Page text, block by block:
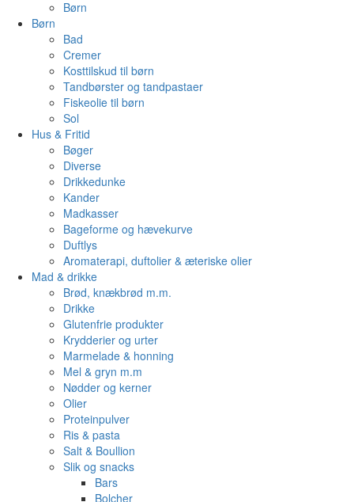
Børn
Børn
Bad
Cremer
Kosttilskud til børn
Tandbørster og tandpastaer
Fiskeolie til børn
Sol
Hus & Fritid
Bøger
Diverse
Drikkedunke
Kander
Madkasser
Bageforme og hævekurve
Duftlys
Aromaterapi, duftolier & æteriske olier
Mad & drikke
Brød, knækbrød m.m.
Drikke
Glutenfrie produkter
Krydderier og urter
Marmelade & honning
Mel & gryn m.m
Nødder og kerner
Olier
Proteinpulver
Ris & pasta
Salt & Boullion
Slik og snacks
Bars
Bolcher